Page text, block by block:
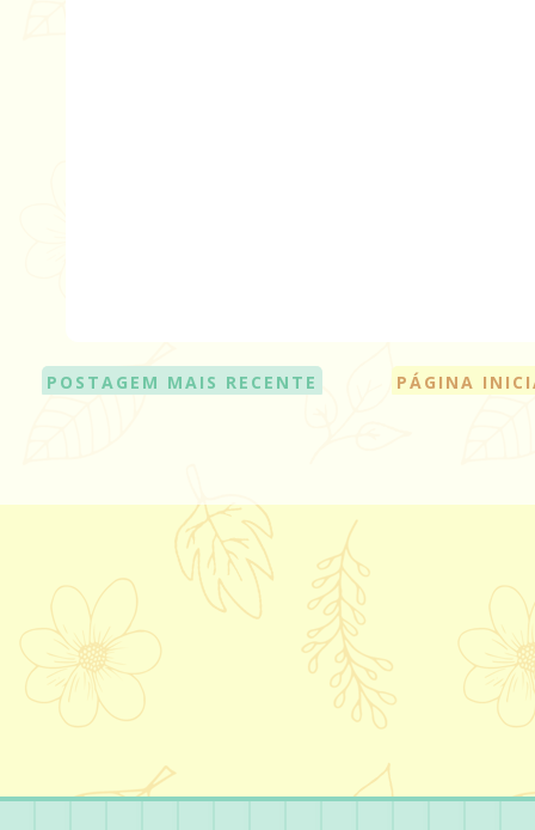
POSTAGEM MAIS RECENTE PÁGINA